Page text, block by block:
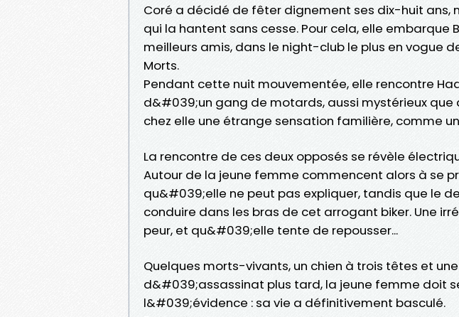
Coré a décidé de fêter dignement ses dix-huit ans,
qui la hantent sans cesse. Pour cela, elle embarque
meilleurs amis, dans le night-club le plus en vogue
Morts.
Pendant cette nuit mouvementée, elle rencontre
d&#039;un gang de motards, aussi mystérieux que
chez elle une étrange sensation familière, comme
La rencontre de ces deux opposés se révèle
Autour de la jeune femme commencent alors à se
qu&#039;elle ne peut pas expliquer, tandis que le
conduire dans les bras de cet arrogant biker. Une
peur, et qu&#039;elle tente de repousser...
Quelques morts-vivants, un chien à trois têtes et
d&#039;assassinat plus tard, la jeune femme doit
l&#039;évidence : sa vie a définitivement basculé.